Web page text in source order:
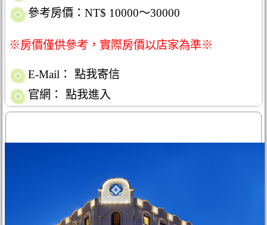
參考房價：NT$ 10000～30000
※房價僅供參考，實際房價以店家為準※
E-Mail：
點我寄信
官網：
點我進入